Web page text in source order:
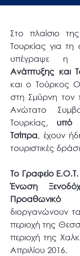
Στο πλαίσιο
Τουρκίας για
υπέγραψε η
Ανάπτυξης και
και ο Τούρκος
στη Σμύρνη τον
Ανώτατο
Τουρκίας, υπό
Τσίπρα, έχουν
τουριστικές
Το Γραφείο
Ένωση
διοργανώνουν
περιοχή της
περιοχή της
Απριλίου 2016.